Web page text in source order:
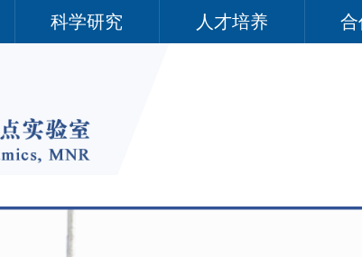
科学研究 人才培养